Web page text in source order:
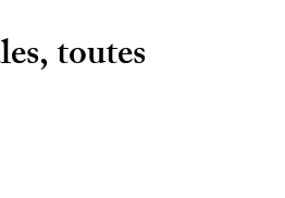
toutes